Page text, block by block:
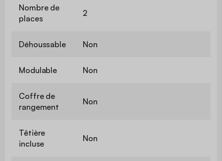
Nombre de
places
2
Déhoussable Non
Modulable Non
Coffre de
rangement
Non
Têtière
incluse
Non